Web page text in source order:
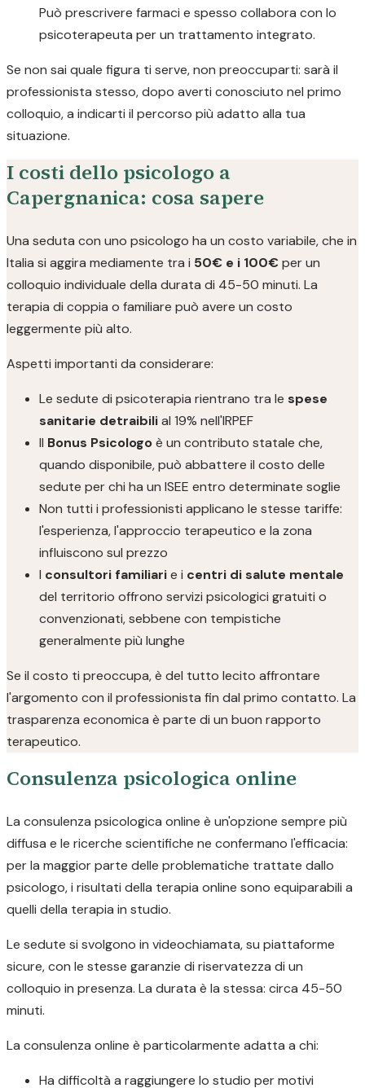
Può prescrivere farmaci e spesso collabora con lo
psicoterapeuta per un trattamento integrato.
Se non sai quale figura ti serve, non preoccuparti: sarà il
professionista stesso, dopo averti conosciuto nel primo
colloquio, a indicarti il percorso più adatto alla tua
situazione.
I costi dello psicologo a
Capergnanica: cosa sapere
Una seduta con uno psicologo ha un costo variabile, che in
Italia si aggira mediamente tra i 50€ e i 100€ per un
colloquio individuale della durata di 45-50 minuti. La
terapia di coppia o familiare può avere un costo
leggermente più alto.
Aspetti importanti da considerare:
Le sedute di psicoterapia rientrano tra le spese
sanitarie detraibilial 19% nell'IRPEF
Il Bonus Psicologoè un contributo statale che,
quando disponibile, può abbattere il costo delle
sedute per chi ha un ISEE entro determinate soglie
Non tutti i professionisti applicano le stesse tariffe:
l'esperienza, l'approccio terapeutico e la zona
influiscono sul prezzo
I consultori familiarie i centri di salute mentale
del territorio offrono servizi psicologici gratuiti o
convenzionati, sebbene con tempistiche
generalmente più lunghe
Se il costo ti preoccupa, è del tutto lecito affrontare
l'argomento con il professionista fin dal primo contatto. La
trasparenza economica è parte di un buon rapporto
terapeutico.
Consulenza psicologica online
La consulenza psicologica online è un'opzione sempre più
diffusa e le ricerche scientifiche ne confermano l'efficacia:
per la maggior parte delle problematiche trattate dallo
psicologo, i risultati della terapia online sono equiparabili a
quelli della terapia in studio.
Le sedute si svolgono in videochiamata, su piattaforme
sicure, con le stesse garanzie di riservatezza di un
colloquio in presenza. La durata è la stessa: circa 45-50
minuti.
La consulenza online è particolarmente adatta a chi:
Ha difficoltà a raggiungere lo studio per motivi